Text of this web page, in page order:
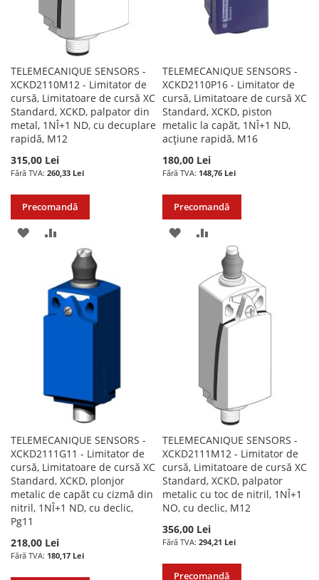
TELEMECANIQUE SENSORS -
XCKD2110M12 - Limitator de
cursă, Limitatoare de cursă XC
Standard, XCKD, palpator din
metal, 1NÎ+1 ND, cu decuplare
rapidă, M12
315,00 Lei
260,33 Lei
Precomandă
ADAUGATI
PENTRU
COMPARARE
TELEMECANIQUE SENSORS -
XCKD2110P16 - Limitator de
cursă, Limitatoare de cursă XC
Standard, XCKD, piston
metalic la capăt, 1NÎ+1 ND,
acțiune rapidă, M16
180,00 Lei
148,76 Lei
Precomandă
ADAUGATI
LISTA
DORINTE
PENTRU
COMPARARE
TELEMECANIQUE SENSORS -
XCKD2111G11 - Limitator de
cursă, Limitatoare de cursă XC
Standard, XCKD, plonjor
metalic de capăt cu cizmă din
nitril, 1NÎ+1 ND, cu declic,
Pg11
218,00 Lei
180,17 Lei
TELEMECANIQUE SENSORS -
XCKD2111M12 - Limitator de
cursă, Limitatoare de cursă XC
Standard, XCKD, palpator
metalic cu toc de nitril, 1NÎ+1
NO, cu declic, M12
356,00 Lei
294,21 Lei
Precomandă